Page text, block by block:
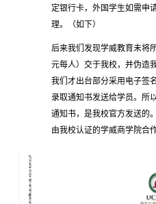
定银行卡，外国学生如需申
理。（如下）
后来我们发现学威教育未将
元每人）交于我校，并伪造
我们才出台部分采用电子签
录取通知书发送给学员。所
通知书，是我校官方发送的
由我校认证的学威商学院合